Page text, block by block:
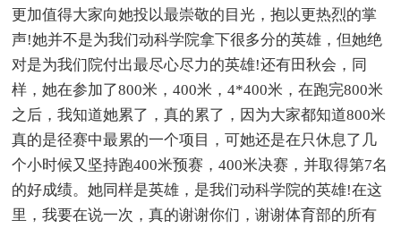
更加值得大家向她投以最崇敬的目光，抱以更热烈的掌
声!她并不是为我们动科学院拿下很多分的英雄，但她绝
对是为我们院付出最尽心尽力的英雄!还有田秋会，同
样，她在参加了800米，400米，4*400米，在跑完800米
之后，我知道她累了，真的累了，因为大家都知道800米
真的是径赛中最累的一个项目，可她还是在只休息了几
个小时候又坚持跑400米预赛，400米决赛，并取得第7名
的好成绩。她同样是英雄，是我们动科学院的英雄!在这
里，我要在说一次，真的谢谢你们，谢谢体育部的所有